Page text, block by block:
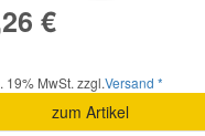
€
19% MwSt. zzgl.Versand *
zum Artikel